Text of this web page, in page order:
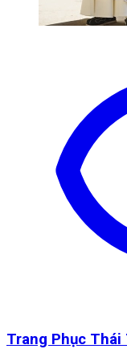
Trang Phục Thái